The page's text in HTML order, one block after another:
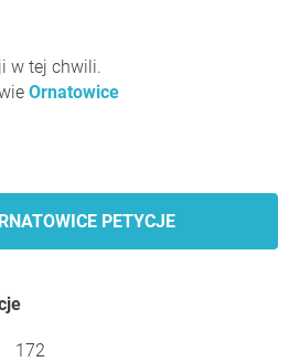
w tej chwili.
Ornatowice
PETYCJE
172